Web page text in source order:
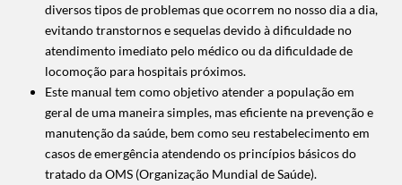
diversos tipos de problemas que ocorrem no nosso dia a dia,
evitando transtornos e sequelas devido à dificuldade no
atendimento imediato pelo médico ou da dificuldade de
locomoção para hospitais próximos.
Este manual tem como objetivo atender a população em
geral de uma maneira simples, mas eficiente na prevenção e
manutenção da saúde, bem como seu restabelecimento em
casos de emergência atendendo os princípios básicos do
tratado da OMS (Organização Mundial de Saúde).